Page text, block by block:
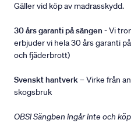
Gäller vid köp av madrasskydd.
30 års garanti på sängen - Vi
erbjuder vi hela 30 års garanti
och fjäderbrott)
Svenskt hantverk– Virke från
skogsbruk
OBS! Sängben ingår inte och